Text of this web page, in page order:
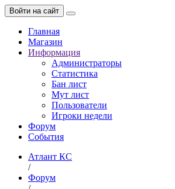
Войти на сайт
Главная
Магазин
Информация
Администраторы
Статистика
Бан лист
Мут лист
Пользователи
Игроки недели
Форум
События
Атлант КС
/
Форум